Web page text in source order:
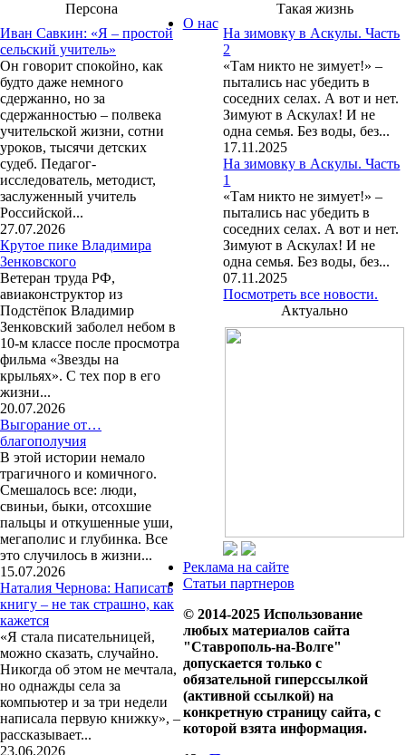
Персона
Иван Савкин: «Я – простой
сельский учитель»
Он говорит спокойно, как
будто даже немного
сдержанно, но за
сдержанностью – полвека
учительской жизни, сотни
уроков, тысячи детских
судеб. Педагог-
исследователь, методист,
заслуженный учитель
Российской...
27.07.2026
Крутое пике Владимира
Зенковского
Ветеран труда РФ,
авиаконструктор из
Подстёпок Владимир
Зенковский заболел небом в
10-м классе после просмотра
фильма «Звезды на
крыльях». С тех пор в его
жизни...
20.07.2026
Выгорание от…
благополучия
В этой истории немало
трагичного и комичного.
Смешалось все: люди,
свиньи, быки, отсохшие
пальцы и откушенные уши,
мегаполис и глубинка. Все
это случилось в жизни...
15.07.2026
Наталия Чернова: Написать
книгу – не так страшно, как
кажется
«Я стала писательницей,
можно сказать, случайно.
Никогда об этом не мечтала,
но однажды села за
компьютер и за три недели
написала первую книжку», –
рассказывает...
23.06.2026
Такая жизнь
На зимовку в Аскулы. Часть
2
«Там никто не зимует!» –
пытались нас убедить в
соседних селах. А вот и нет.
Зимуют в Аскулах! И не
одна семья. Без воды, без...
17.11.2025
На зимовку в Аскулы. Часть
1
«Там никто не зимует!» –
пытались нас убедить в
соседних селах. А вот и нет.
Зимуют в Аскулах! И не
одна семья. Без воды, без...
07.11.2025
Посмотреть все новости.
Актуально
О нас
Реклама на сайте
Статьи партнеров
© 2014-2025 Использование
любых материалов сайта
"Ставрополь-на-Волге"
допускается только с
обязательной гиперссылкой
(активной ссылкой) на
конкретную страницу сайта, с
которой взята информация.